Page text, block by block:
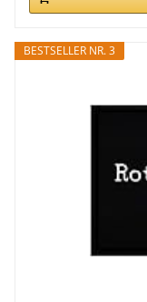
BESTSELLER NR. 3